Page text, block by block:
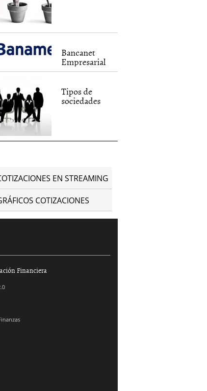
Bancanet
Empresarial
Tipos de
sociedades
EN STREAMING
COTIZACIONES
Financiera